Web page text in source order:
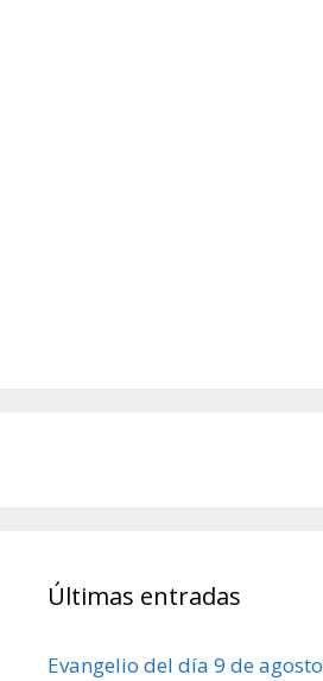
Últimas entradas
Evangelio del día 9 de agosto